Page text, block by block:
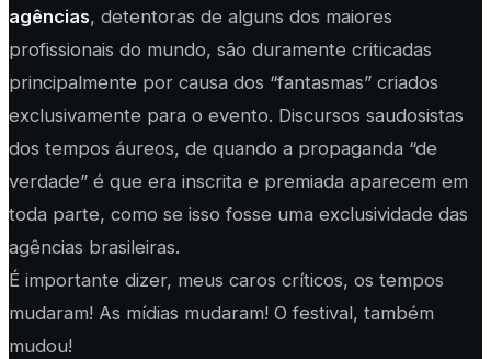
agências, detentoras de alguns dos maiores
profissionais do mundo, são duramente criticadas
principalmente por causa dos “fantasmas” criados
exclusivamente para o evento. Discursos saudosistas
dos tempos áureos, de quando a propaganda “de
verdade” é que era inscrita e premiada aparecem em
toda parte, como se isso fosse uma exclusividade das
agências brasileiras.
É importante dizer, meus caros críticos, os tempos
mudaram! As mídias mudaram! O festival, também
mudou!